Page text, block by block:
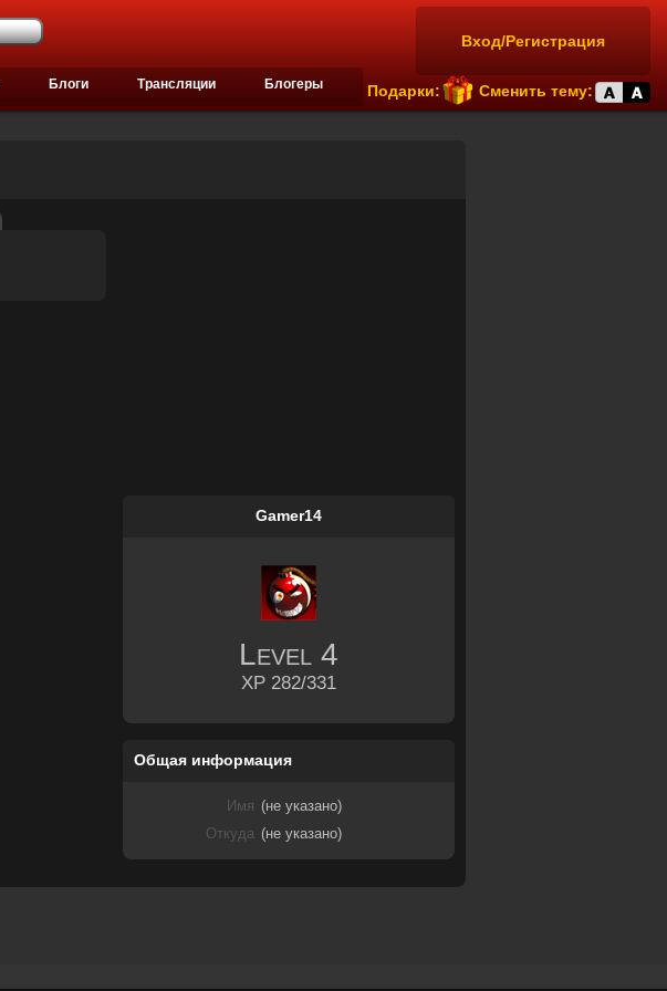
Вход/Регистрация
Подарки: Сменить тему:
Блоги Трансляции Блогеры
Gamer14
Level 4
XP 282/331
Общая информация
Имя (не указано)
Откуда (не указано)